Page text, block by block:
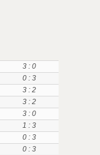
3 : 0
0 : 3
3 : 2
3 : 2
3 : 0
1 : 3
0 : 3
0 : 3